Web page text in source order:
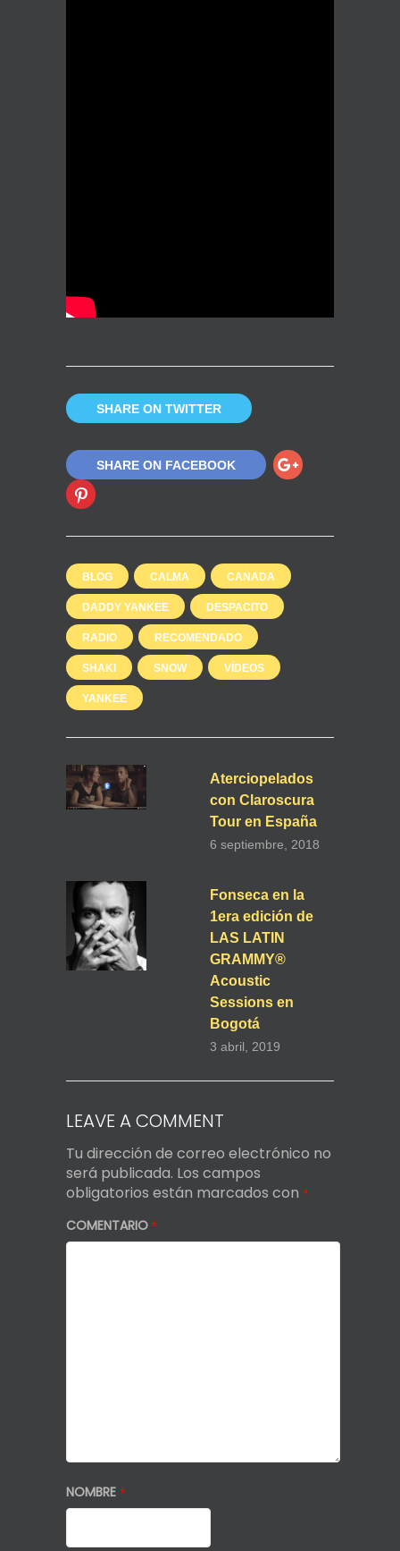
SHARE ON TWITTER
SHARE ON FACEBOOK
BLOG CALMA CANADA
DADDY YANKEE DESPACITO
RADIO RECOMENDADO
SHAKI SNOW VÍDEOS
YANKEE
Aterciopelados
con Claroscura
Tour en España
6 septiembre, 2018
Fonseca en la
1era edición de
LAS LATIN
GRAMMY®
Acoustic
Sessions en
Bogotá
3 abril, 2019
LEAVE A COMMENT
Tu dirección de correo electrónico no
será publicada. Los campos
obligatorios están marcados con *
COMENTARIO*
NOMBRE *